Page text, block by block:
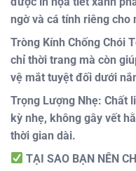
ngờ và cá tính riêng cho
Tròng Kính Chống Chói
chỉ thời trang mà còn
vệ mắt tuyệt đối dưới
Trọng Lượng Nhẹ: Chất
kỳ nhẹ, không gây vết
thời gian dài.
TẠI SAO BẠN NÊN